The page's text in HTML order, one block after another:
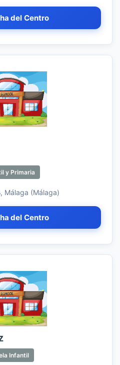
del Centro
y Primaria
, Málaga (Málaga)
del Centro
Infantil